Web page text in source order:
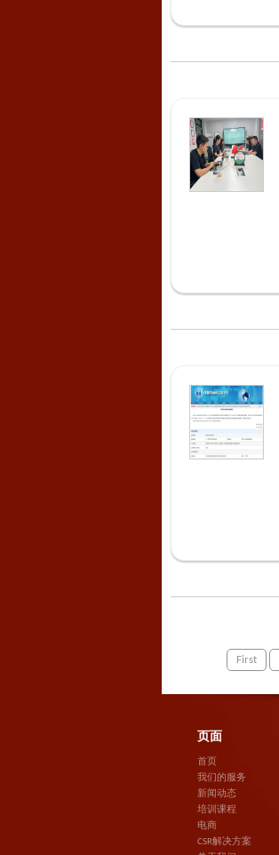
First
页面
首页
我们的服务
新闻动态
培训课程
电商
CSR解决方案